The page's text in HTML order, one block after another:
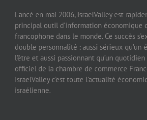
Lancé en mai 2006, IsraelValley est
principal outil d’information économique
francophone dans le monde. Ce succès
double personnalité : aussi sérieux qu’un
l’être et aussi passionnant qu’un
officiel de la chambre de commerce
IsraelValley c’est toute l’actualité
israélienne.